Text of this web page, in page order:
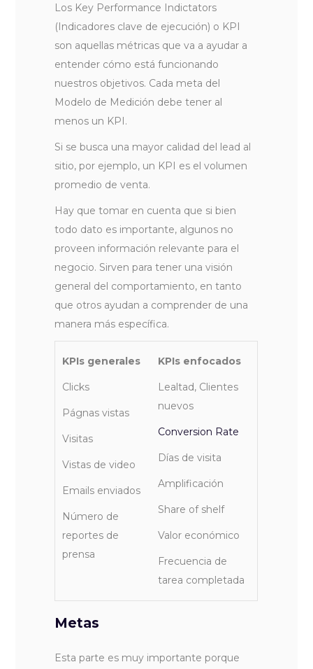
Los Key Performance Indictators
(Indicadores clave de ejecución) o KPI
son aquellas métricas que va a ayudar a
entender cómo está funcionando
nuestros objetivos. Cada meta del
Modelo de Medición debe tener al
menos un KPI.
Si se busca una mayor calidad del lead al
sitio, por ejemplo, un KPI es el volumen
promedio de venta.
Hay que tomar en cuenta que si bien
todo dato es importante, algunos no
proveen información relevante para el
negocio. Sirven para tener una visión
general del comportamiento, en tanto
que otros ayudan a comprender de una
manera más específica.
KPIs generales
Clicks
Págnas vistas
Visitas
Vistas de video
Emails enviados
Número de
reportes de
prensa
KPIs enfocados
Lealtad, Clientes
nuevos
Conversion Rate
Días de visita
Amplificación
Share of shelf
Valor económico
Frecuencia de
tarea completada
Metas
Esta parte es muy importante porque